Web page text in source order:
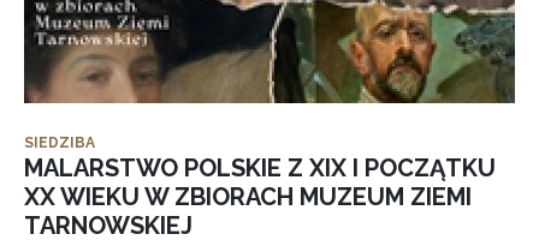
SIEDZIBA
MALARSTWO POLSKIE Z XIX I POCZĄTKU
XX WIEKU W ZBIORACH MUZEUM ZIEMI
TARNOWSKIEJ